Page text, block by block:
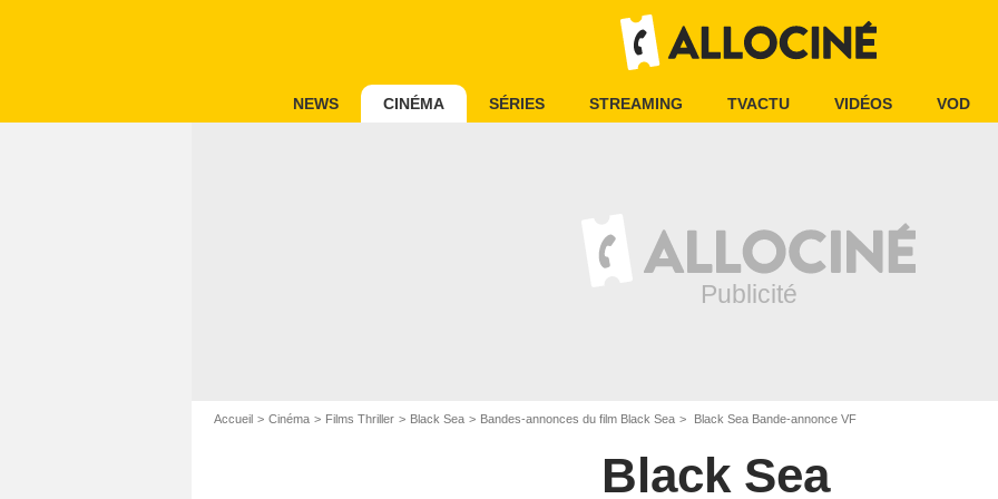
NEWS CINÉMA SÉRIES STREAMING TVACTU VIDÉOS VOD
Accueil Cinéma Films Thriller Black Sea Bandes-annonces du film Black Sea Black Sea Bande-annonce VF
Black Sea